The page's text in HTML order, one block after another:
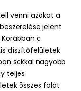
venni azokat a
jelent
a
díszítőfelületek
sokkal nagyobb
teljes
összes falát